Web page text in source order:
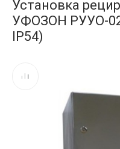
Установка
УФОЗОН РУУО-
IP54)